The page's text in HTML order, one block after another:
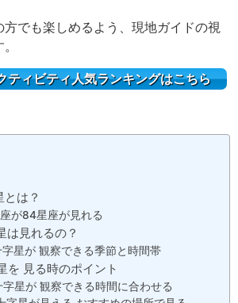
でも楽しめるよう、現地ガイドの視
ティビティ人気ランキングはこちら
は？
が84星座が見れる
は見れるの？
星が 観察できる季節と時間帯
を 見る時のポイント
星が 観察できる時間に合わせる